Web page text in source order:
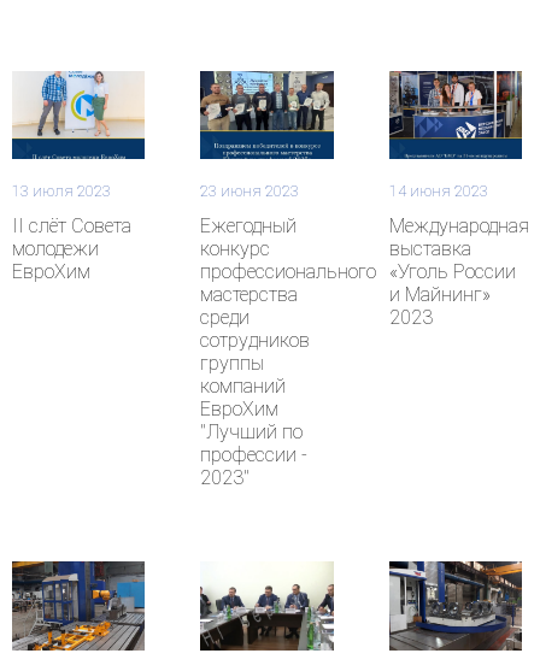
13 июля 2023
II слёт Совета
молодежи
ЕвроХим
23 июня 2023
Ежегодный
конкурс
профессионального
мастерства
среди
сотрудников
группы
компаний
ЕвроХим
"Лучший по
профессии -
2023"
14 июня 2023
Международная
выставка
«Уголь России
и Майнинг»
2023